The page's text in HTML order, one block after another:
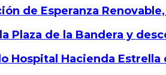
de Esperanza
Plaza de la Bandera y
Hospital Hacienda